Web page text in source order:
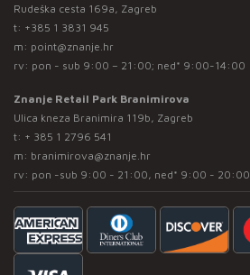
Rudeška cesta 169a, Zagreb
t: +385 1 3831 945
m: point@znanje.hr
rv: pon - sub 9:00 – 21:00; ned* 9:00-14:00
Znanje Retail Park Branimirova
Ulica kneza Branimira 119b, Zagreb
t: + 385 1 2796 541
m: branimirova@znanje.hr
rv: pon -sub 9:00 - 21:00, ned* 9:00 - 20:00